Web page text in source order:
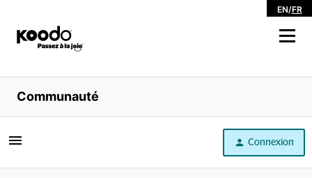
EN/FR
Magasiner
Libre service
Aide
Communauté
Connexion